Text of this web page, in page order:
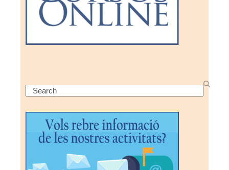
Search